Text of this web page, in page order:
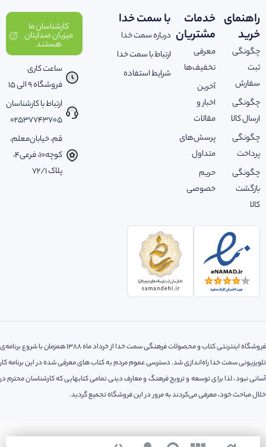
راهنمای
خرید
چگونگی
ثبت
سفارش
چگونگی
ارسال کالا
چگونگی
پرداخت
چگونگی
بازگشت
کالا
خدمات
مشتریان
معرفی
تخفیف‌ها
آخرین
اخبار و
مقالات
پرسش‌های
متداول
حریم
خصوصی
با سمت خدا
درباره سمت خدا
ارتباط با سمت خدا
شرایط استفاده
کارشناسان ما
میزبان صدایتان
هستند
ساعت کاری
فروشگاه 9 الی 15
ارتباط با کارشناسان
02537743705
قم، خیابان‌معلم،
کوچه‌10، فرعی‌4،
پلاک ‌72/1
فروشگاه اینترنتی کتاب و محصولات فرهنگی سمت خدا از خرداد ماه 1388 همزمان با شروع برنامه‌ی
تلویزیونی سمت خدا راه‌اندازی شد. دسترسی عموم مردم به کتاب های معرفی شده در این برنامه کار
آسانی نبود، لذا‌ برای توسعه و ترویج فرهنگ و معارف دینی تمامی کتابهایی که کارشناسان محترم در
خلال مباحث خود، معرفی می‌کردند به مرور در این فروشگاه تجمیع گردید.
کلیه حقوق مادی و معنوی این سایت متعلق به فروشگاه اینترنتی سمت خدا می باشد.